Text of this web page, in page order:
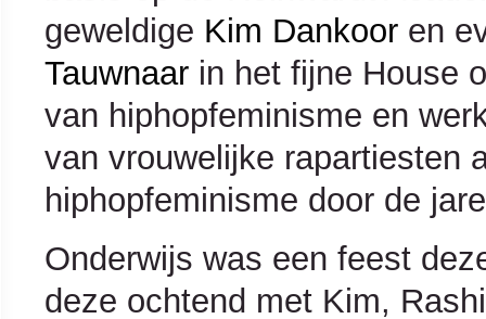
geweldige Kim Dankoor en
Tauwnaar in het fijne House
van hiphopfeminisme en
van vrouwelijke rapartiesten
hiphopfeminisme door de
Onderwijs was een feest
deze ochtend met Kim,